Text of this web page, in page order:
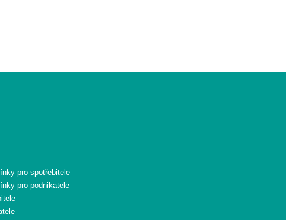
pro spotřebitele
pro podnikatele